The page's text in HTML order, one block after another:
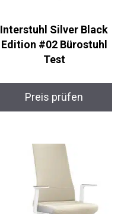
Interstuhl Silver Black
Edition #02 Bürostuhl
Test
Preis prüfen